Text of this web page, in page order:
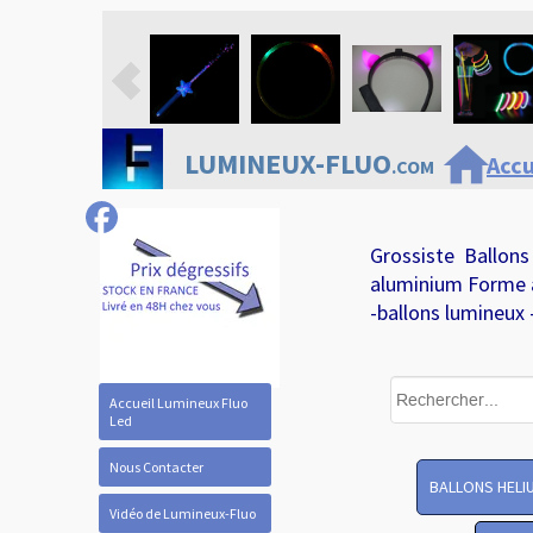
Accueil Lumineux Fluo
Led
Nous Contacter
Vidéo de Lumineux-Fluo
LUMINEUX-FLUO.COMhome
Grossiste
aluminium
-ballons
BALLONS